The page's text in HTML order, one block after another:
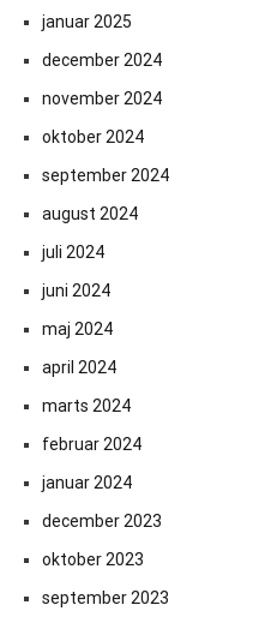
januar 2025
december 2024
november 2024
oktober 2024
september 2024
august 2024
juli 2024
juni 2024
maj 2024
april 2024
marts 2024
februar 2024
januar 2024
december 2023
oktober 2023
september 2023